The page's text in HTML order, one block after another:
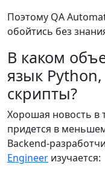
Поэтому QA
обойтись без
В каком
язык
скрипты?
Хорошая новость в
придется в
Backend-
Engineer изучается: